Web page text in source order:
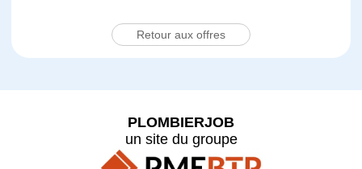
Retour aux offres
PLOMBIERJOB
un site du groupe